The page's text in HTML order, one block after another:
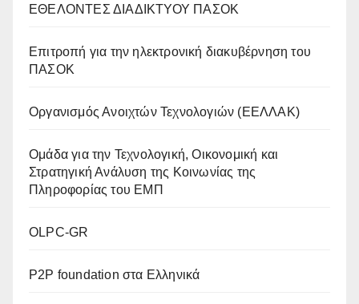
ΕΘΕΛΟΝΤΕΣ ΔΙΑΔΙΚΤΥΟΥ ΠΑΣΟΚ
Επιτροπή για την ηλεκτρονική διακυβέρνηση του
ΠΑΣΟΚ
Οργανισμός Ανοιχτών Τεχνολογιών (ΕΕΛΛΑΚ)
Oμάδα για την Τεχνολογική, Οικονομική και
Στρατηγική Ανάλυση της Κοινωνίας της
Πληροφορίας του ΕΜΠ
OLPC-GR
P2P foundation στα Ελληνικά